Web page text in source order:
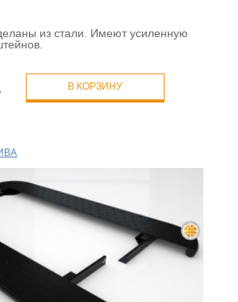
из стали. Имеют усиленную
В КОРЗИНУ